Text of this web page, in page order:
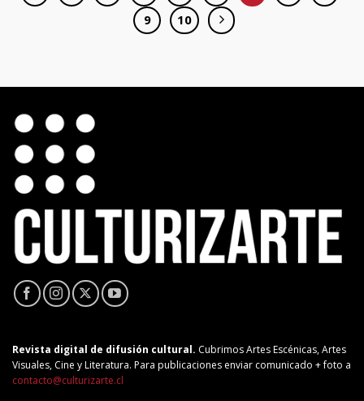
9
10
Revista digital de difusión cultural. Cubrimos Artes Escénicas, Artes
Visuales, Cine y Literatura. Para publicaciones enviar comunicado + foto a
contacto@culturizarte.cl